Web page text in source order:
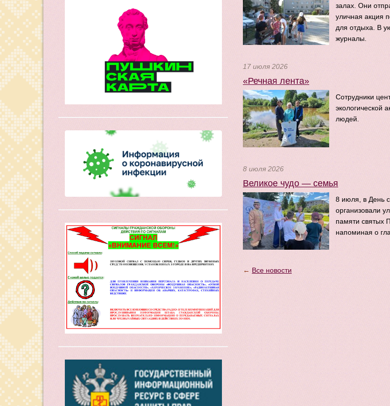
залах. Они
уличная акция
для отдыха. В
журналы.
17 июля 2026
«Речная лента»
Сотрудники
экологической
людей.
8 июля 2026
Великое чудо — семья
8 июля, в День
организовали
памяти святых
напоминая о
← Все новости